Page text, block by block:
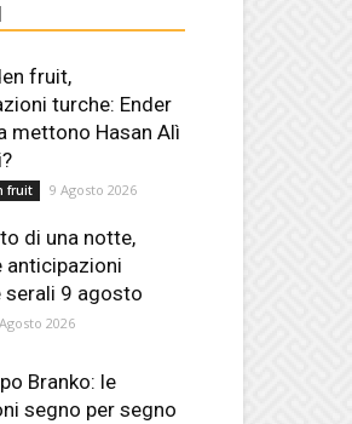
fruit,
turche: Ender
mettono Hasan Alì
fruit 9 Agosto 2026
di una notte,
anticipazioni
serali 9 agosto
2026
Branko: le
segno per segno